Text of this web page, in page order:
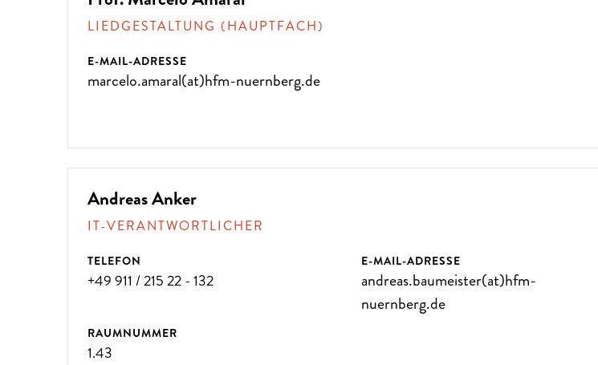
LIEDGESTALTUNG (HAUPTFACH)
E-MAIL-ADRESSE
marcelo.amaral(at)hfm-nuernberg.de
Andreas Anker
IT-VERANTWORTLICHER
TELEFON
+49 911 / 215 22 - 132
E-MAIL-ADRESSE
andreas.baumeister(at)hfm-
nuernberg.de
RAUMNUMMER
1.43